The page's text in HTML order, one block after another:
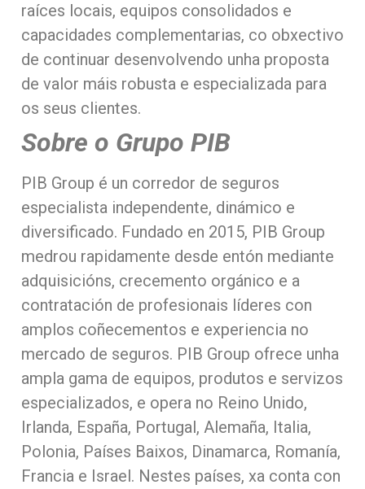
raíces locais, equipos consolidados e
capacidades complementarias, co obxectivo
de continuar desenvolvendo unha proposta
de valor máis robusta e especializada para
os seus clientes.
Sobre o Grupo PIB
PIB Group é un corredor de seguros
especialista independente, dinámico e
diversificado. Fundado en 2015, PIB Group
medrou rapidamente desde entón mediante
adquisicións, crecemento orgánico e a
contratación de profesionais líderes con
amplos coñecementos e experiencia no
mercado de seguros. PIB Group ofrece unha
ampla gama de equipos, produtos e servizos
especializados, e opera no Reino Unido,
Irlanda, España, Portugal, Alemaña, Italia,
Polonia, Países Baixos, Dinamarca, Romanía,
Francia e Israel. Nestes países, xa conta con